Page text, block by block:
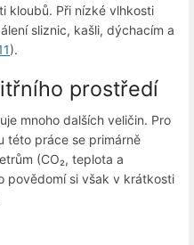
kloubů. Při nízké vlhkosti
sliznic, kašli, dýchacím a
).
prostředí
mnoho dalších veličin. Pro
této práce se primárně
(CO₂, teplota a
povědomí si však v krátkosti